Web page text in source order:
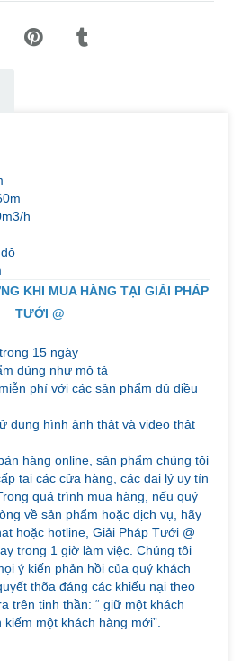
h
KHI MUA HÀNG TẠI GIẢI PHÁP
TƯỚI @
15 ngày
đúng như mô tả
phí với các sản phẩm đủ điều
dụng hình ảnh thật và video thật
hàng online, sản phẩm chúng tôi
tại các cửa hàng, các đại lý uy tín
quá trình mua hàng, nếu quý
về sản phẩm hoặc dịch vụ, hãy
hoặc hotline, Giải Pháp Tưới @
trong 1 giờ làm việc. Chúng tôi
ý kiến phản hồi của quý khách
thõa đáng các khiếu nại theo
trên tinh thần: “ giữ một khách
một khách hàng mới”.